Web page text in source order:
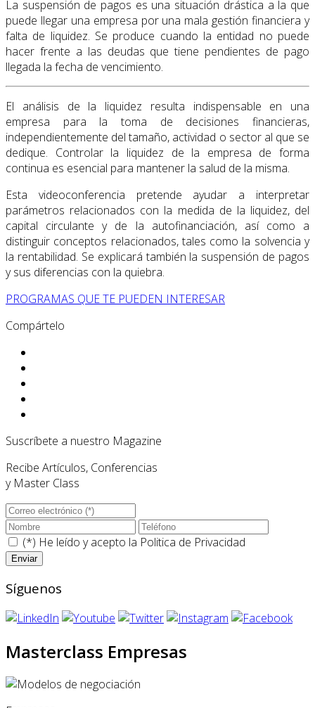
La suspensión de pagos es una situación drástica a la que
puede llegar una empresa por una mala gestión financiera y
falta de liquidez. Se produce cuando la entidad no puede
hacer frente a las deudas que tiene pendientes de pago
llegada la fecha de vencimiento.
El análisis de la liquidez resulta indispensable en una
empresa para la toma de decisiones financieras,
independientemente del tamaño, actividad o sector al que se
dedique. Controlar la liquidez de la empresa de forma
continua es esencial para mantener la salud de la misma.
Esta videoconferencia pretende ayudar a interpretar
parámetros relacionados con la medida de la liquidez, del
capital circulante y de la autofinanciación, así como a
distinguir conceptos relacionados, tales como la solvencia y
la rentabilidad. Se explicará también la suspensión de pagos
y sus diferencias con la quiebra.
PROGRAMAS QUE TE PUEDEN INTERESAR
Compártelo
Suscríbete a nuestro Magazine
Recibe Artículos, Conferencias
y Master Class
(*) He leído y acepto la Politica de Privacidad
Síguenos
Masterclass Empresas